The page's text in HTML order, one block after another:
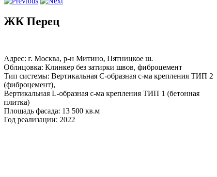
ЖК Перец
Адрес: г. Москва, р-н Митино, Пятницкое ш.
Облицовка: Клинкер без затирки швов, фиброцемент
Тип системы: Вертикальная С-образная с-ма крепления ТИП 2
(фиброцемент),
Вертикальная L-образная с-ма крепления ТИП 1 (бетонная
плитка)
Площадь фасада: 13 500 кв.м
Год реализации: 2022